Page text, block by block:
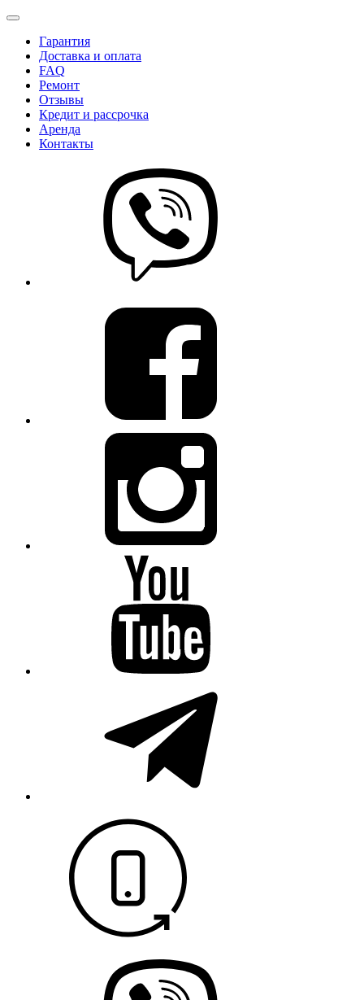
Гарантия
Доставка и оплата
FAQ
Ремонт
Отзывы
Кредит и рассрочка
Аренда
Контакты